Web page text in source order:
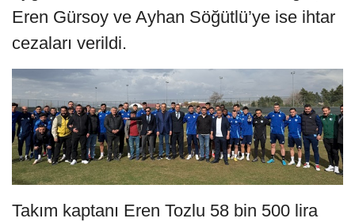
Eren Gürsoy ve Ayhan Söğütlü’ye ise ihtar
cezaları verildi.
Takım kaptanı Eren Tozlu 58 bin 500 lira